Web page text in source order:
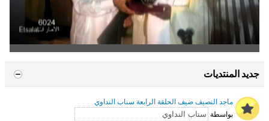
جديد المنتديات
ماجد النصيف ضيف الحلقة الرابعة سناب النداوي
بواسطة